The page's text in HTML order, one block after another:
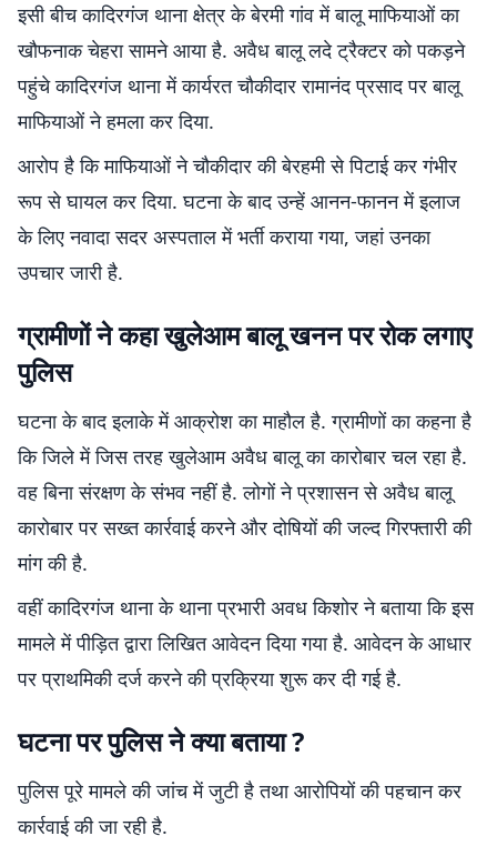
इसी बीच कादिरगंज थाना क्षेत्र के बेरमी गांव में बालू माफियाओं का
खौफनाक चेहरा सामने आया है. अवैध बालू लदे ट्रैक्टर को पकड़ने
पहुंचे कादिरगंज थाना में कार्यरत चौकीदार रामानंद प्रसाद पर बालू
माफियाओं ने हमला कर दिया.
आरोप है कि माफियाओं ने चौकीदार की बेरहमी से पिटाई कर गंभीर
रूप से घायल कर दिया. घटना के बाद उन्हें आनन-फानन में इलाज
के लिए नवादा सदर अस्पताल में भर्ती कराया गया, जहां उनका
उपचार जारी है.
ग्रामीणों ने कहा खुलेआम बालू खनन पर रोक लगाए
पुलिस
घटना के बाद इलाके में आक्रोश का माहौल है. ग्रामीणों का कहना है
कि जिले में जिस तरह खुलेआम अवैध बालू का कारोबार चल रहा है.
वह बिना संरक्षण के संभव नहीं है. लोगों ने प्रशासन से अवैध बालू
कारोबार पर सख्त कार्रवाई करने और दोषियों की जल्द गिरफ्तारी की
मांग की है.
वहीं कादिरगंज थाना के थाना प्रभारी अवध किशोर ने बताया कि इस
मामले में पीड़ित द्वारा लिखित आवेदन दिया गया है. आवेदन के आधार
पर प्राथमिकी दर्ज करने की प्रक्रिया शुरू कर दी गई है.
घटना पर पुलिस ने क्या बताया ?
पुलिस पूरे मामले की जांच में जुटी है तथा आरोपियों की पहचान कर
कार्रवाई की जा रही है.